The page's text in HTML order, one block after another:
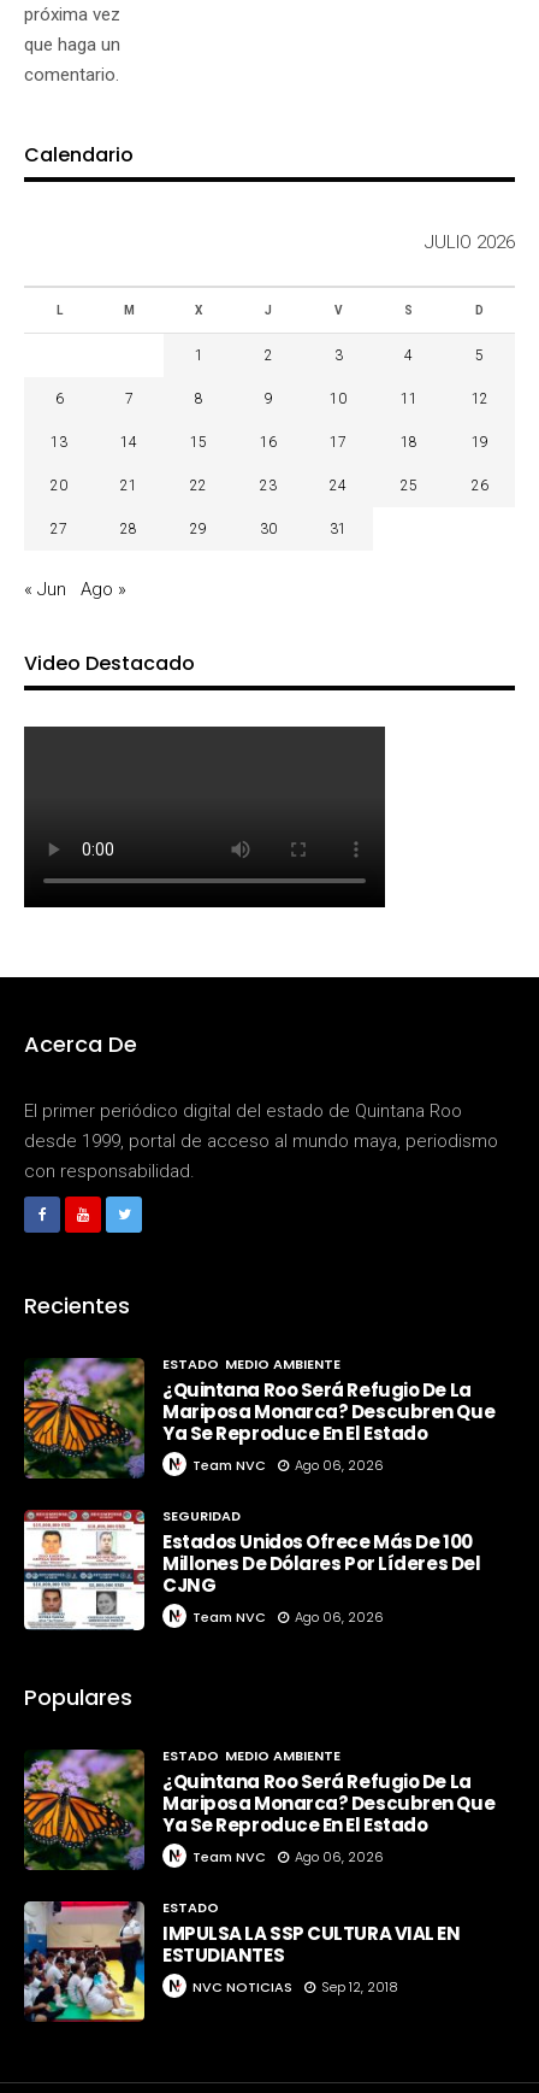
próxima vez
que haga un
comentario.
Calendario
JULIO 2026
L M X J V S D
1 2 3 4 5
6 7 8 9 10 11 12
13 14 15 16 17 18 19
20 21 22 23 24 25 26
27 28 29 30 31
« Jun Ago »
Video Destacado
Acerca De
El primer periódico digital del estado de Quintana Roo
desde 1999, portal de acceso al mundo maya, periodismo
con responsabilidad.
Recientes
ESTADO MEDIO AMBIENTE
¿Quintana Roo Será Refugio De La
Mariposa Monarca? Descubren Que
Ya Se Reproduce En El Estado
Team NVC Ago 06, 2026
SEGURIDAD
Estados Unidos Ofrece Más De 100
Millones De Dólares Por Líderes Del
CJNG
Team NVC Ago 06, 2026
Populares
ESTADO MEDIO AMBIENTE
¿Quintana Roo Será Refugio De La
Mariposa Monarca? Descubren Que
Ya Se Reproduce En El Estado
Team NVC Ago 06, 2026
ESTADO
IMPULSA LA SSP CULTURA VIAL EN
ESTUDIANTES
NVC NOTICIAS Sep 12, 2018